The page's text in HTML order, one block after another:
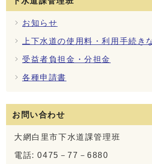
お知らせ
上下水道の使用料・利用手続き
受益者負担金・分担金
各種申請書
お問い合わせ
大網白里市下水道課管理班
電話: 0475－77－6880